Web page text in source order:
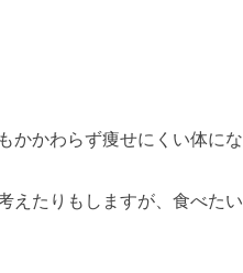
かかわらず痩せにくい体にな
えたりもしますが、食べたい